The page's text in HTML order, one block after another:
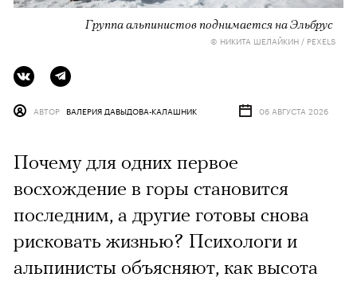
Группа альпинистов поднимается на Эльбрус
© НИКИТА ШЕЛАЙКИН / PEXELS
АВТОР ВАЛЕРИЯ ДАВЫДОВА-КАЛАШНИК 06 АВГУСТА 2026
Почему для одних первое
восхождение в горы становится
последним, а другие готовы снова
рисковать жизнью? Психологи и
альпинисты объясняют, как высота